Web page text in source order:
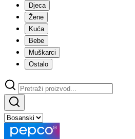
Djeca
Žene
Kuća
Bebe
Muškarci
Ostalo